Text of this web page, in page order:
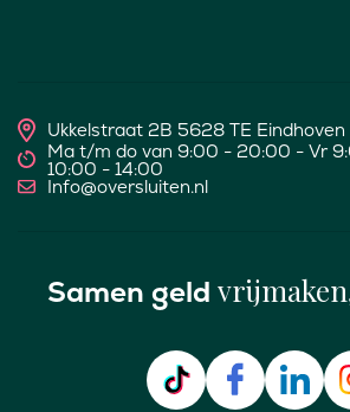
Ukkelstraat 2B 5628 TE Eindhoven
Ma t/m do van 9:00 - 20:00 - Vr
10:00 - 14:00
Info@oversluiten.nl
Samen geld vrijmaken